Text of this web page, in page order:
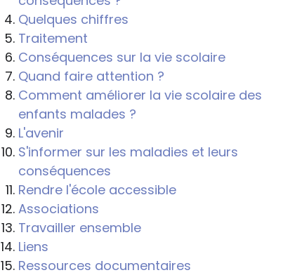
Quelques chiffres
Traitement
Conséquences sur la vie scolaire
Quand faire attention ?
Comment améliorer la vie scolaire des
enfants malades ?
L'avenir
S'informer sur les maladies et leurs
conséquences
Rendre l'école accessible
Associations
Travailler ensemble
Liens
Ressources documentaires